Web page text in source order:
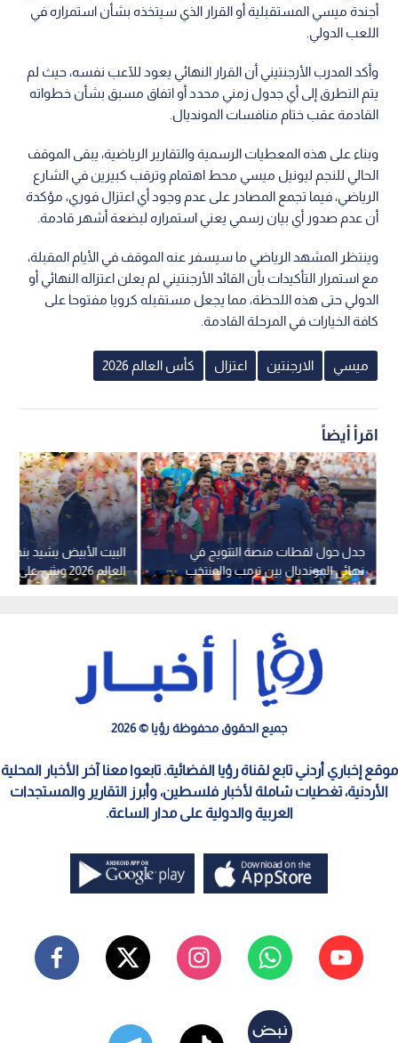
أجندة ميسي المستقبلية أو القرار الذي سيتخذه بشأن استمراره في
اللعب الدولي.
وأكد المدرب الأرجنتيني أن القرار النهائي يعود للآعب نفسه، حيث لم
يتم التطرق إلى أي جدول زمني محدد أو اتفاق مسبق بشأن خطواته
القادمة عقب ختام منافسات المونديال.
وبناء على هذه المعطيات الرسمية والتقارير الرياضية، يبقى الموقف
الحالي للنجم ليونيل ميسي محط اهتمام وترقب كبيرين في الشارع
الرياضي، فيما تجمع المصادر على عدم وجود أي اعتزال فوري، مؤكدة
أن عدم صدور أي بيان رسمي يعني استمراره لبضعة أشهر قادمة.
وينتظر المشهد الرياضي ما سيسفر عنه الموقف في الأيام المقبلة،
مع استمرار التأكيدات بأن القائد الأرجنتيني لم يعلن اعتزاله النهائي أو
الدولي حتى هذه اللحظة، مما يجعل مستقبله كرويا مفتوحا على
كافة الخيارات في المرحلة القادمة.
ميسي الارجنتين اعتزال كأس العالم 2026
اقرأ أيضاً
البيت الأبيض يشيد
العالم 2026 ويثني
ترمب
جدل حول لقطات منصة التتويج في
نهائي المونديال بين ترمب والمنتخب
الإسباني
جميع الحقوق محفوظة رؤيا © 2026
موقع إخباري أردني تابع لقناة رؤيا الفضائية. تابعوا معنا آخر الأخبار المحلية
الأردنية، تغطيات شاملة لأخبار فلسطين، وأبرز التقارير والمستجدات
العربية والدولية على مدار الساعة.